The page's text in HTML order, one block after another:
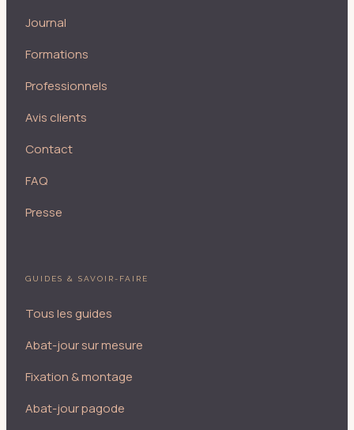
Journal
Formations
Professionnels
Avis clients
Contact
FAQ
Presse
GUIDES & SAVOIR-FAIRE
Tous les guides
Abat-jour sur mesure
Fixation & montage
Abat-jour pagode